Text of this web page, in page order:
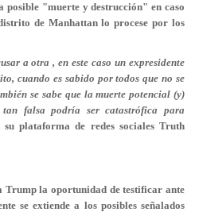
posible "muerte y destrucción" en caso
de Manhattan lo procese por los
a otra , en este caso un expresidente
cuando es sabido por todos que no se
se sabe que la muerte potencial (y)
tan falsa podría ser catastrófica para
plataforma de redes sociales Truth
Trump la oportunidad de testificar ante
se extiende a los posibles señalados